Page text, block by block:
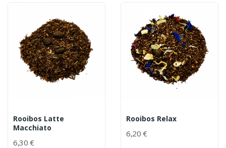
Rooibos Latte
Macchiato
6,30 €
Rooibos Relax
6,20 €